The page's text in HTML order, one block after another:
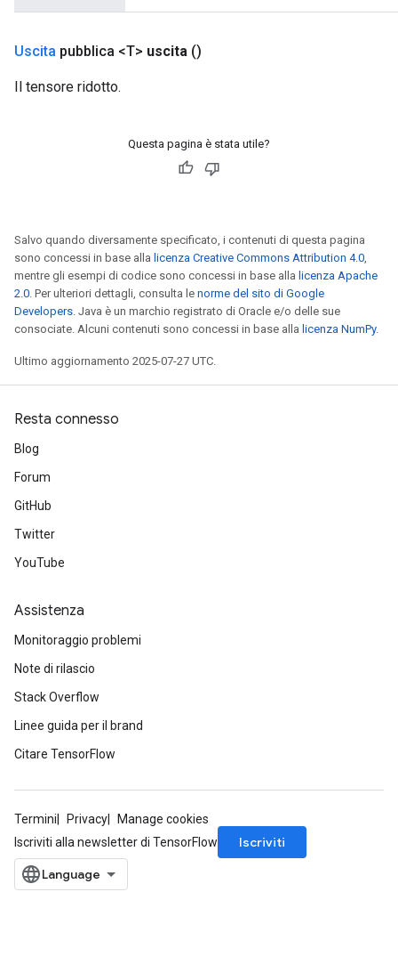
Uscita pubblica <T> uscita ()
Il tensore ridotto.
Questa pagina è stata utile?
Salvo quando diversamente specificato, i contenuti di questa pagina
sono concessi in base alla licenza Creative Commons Attribution 4.0,
mentre gli esempi di codice sono concessi in base alla licenza Apache
2.0. Per ulteriori dettagli, consulta le norme del sito di Google
Developers. Java è un marchio registrato di Oracle e/o delle sue
consociate. Alcuni contenuti sono concessi in base alla licenza NumPy.
Ultimo aggiornamento 2025-07-27 UTC.
Resta connesso
Blog
Forum
GitHub
Twitter
YouTube
Assistenza
Monitoraggio problemi
Note di rilascio
Stack Overflow
Linee guida per il brand
Citare TensorFlow
Termini Privacy
Manage cookies
Iscriviti alla newsletter di TensorFlow
Iscriviti